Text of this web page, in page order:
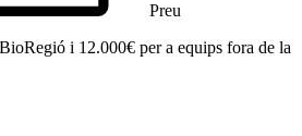
Preu
i 12.000€ per a equips fora de la